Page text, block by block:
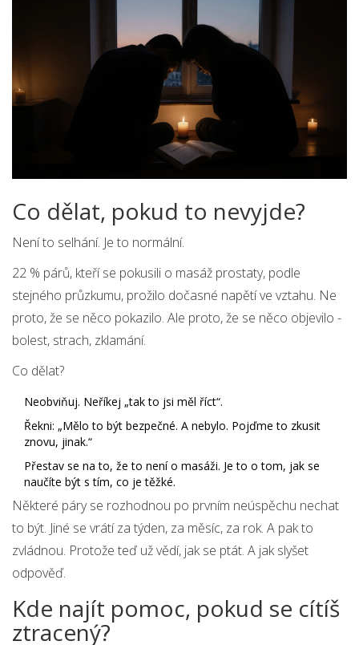
Co dělat, pokud to nevyjde?
Není to selhání. Je to normální.
22 % párů, kteří se pokusili o masáž prostaty, podle
stejného průzkumu, prožilo dočasné napětí ve vztahu. Ne
proto, že se něco pokazilo. Ale proto, že se něco objevilo -
bolest, strach, zklamání.
Co dělat?
Neobviňuj. Neříkej „tak to jsi měl říct“.
Řekni: „Mělo to být bezpečné. A nebylo. Pojďme to zkusit
znovu, jinak.“
Přestav se na to, že to není o masáži. Je to o tom, jak se
naučíte být s tím, co je těžké.
Některé páry se rozhodnou po prvním neúspěchu nechat
to být. Jiné se vrátí za týden, za měsíc, za rok. A pak to
zvládnou. Protože teď už vědí, jak se ptát. A jak slyšet
odpověď.
Kde najít pomoc, pokud se cítíš
ztracený?